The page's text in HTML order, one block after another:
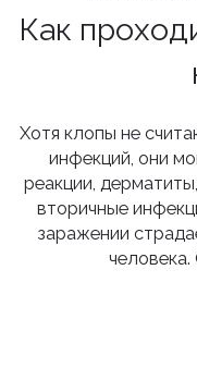
Как
Хотя клопы не
инфекций, они
реакции,
вторичные
заражении